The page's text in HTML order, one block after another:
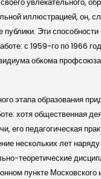
иллюстрацией, он,
публики. Эти
с 1959-го по 1966
обкома
этапа образования
хотя общественная
его педагогическая
нескольких лет
теоретические
пункте Московского